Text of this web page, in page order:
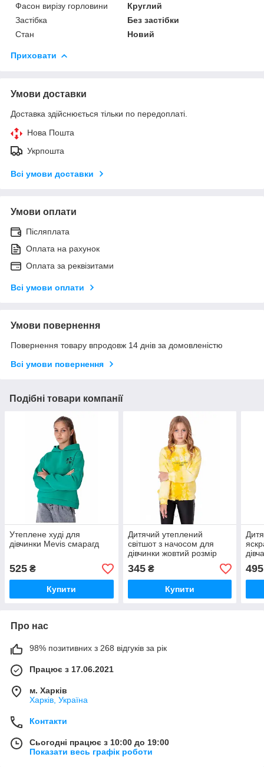
Фасон вирізу горловини
Круглий
Застібка
Без застібки
Стан
Новий
Приховати
Умови доставки
Доставка здійснюється тільки по передоплаті.
Нова Пошта
Укрпошта
Всі умови доставки
Умови оплати
Післяплата
Оплата на рахунок
Оплата за реквізитами
Всі умови оплати
Умови повернення
Повернення товару впродовж 14 днів за домовленістю
Всі умови повернення
Подібні товари компанії
Утеплене худі для
дівчинки Mevis смарагд
525 ₴
Купити
Дитячий утеплений
світшот з начосом для
дівчинки жовтий розмір
122 Mevis
345₴
Купити
495
Про нас
98% позитивних з 268 відгуків за рік
Працює з 17.06.2021
м. Харків
Харків, Україна
Контакти
Сьогодні працює з 10:00 до 19:00
Показати весь графік роботи